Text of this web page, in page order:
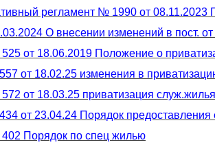
регламент № 1990 от 08.11.2023
О внесении изменений в пост.
от 18.06.2019 Положение о
от 18.02.25 изменения в
от 18.03.25 приватизация
от 23.04.24 Порядок предоставления
Порядок по спец жилью